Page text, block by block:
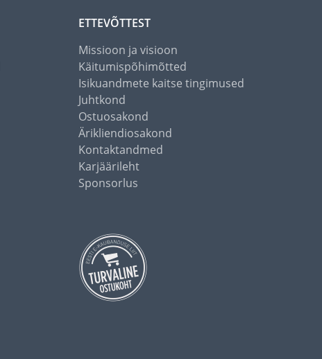
ETTEVÕTTEST
Missioon ja visioon
Käitumispõhimõtted
Isikuandmete kaitse tingimused
Juhtkond
Ostuosakond
Ärikliendiosakond
Kontaktandmed
Karjäärileht
Sponsorlus